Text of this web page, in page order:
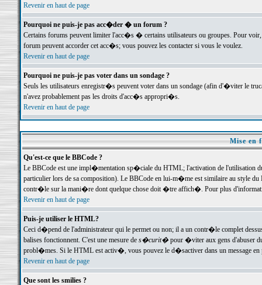
Revenir en haut de page
Pourquoi ne puis-je pas acc�der � un forum ?
Certains forums peuvent limiter l'acc�s � certains utilisateurs ou groupes. Pour
forum peuvent accorder cet acc�s; vous pouvez les contacter si vous le voulez.
Revenir en haut de page
Pourquoi ne puis-je pas voter dans un sondage ?
Seuls les utilisateurs enregistr�s peuvent voter dans un sondage (afin d'�viter le
n'avez probablement pas les droits d'acc�s appropri�s.
Revenir en haut de page
Mise en
Qu'est-ce que le BBCode ?
Le BBCode est une impl�mentation sp�ciale du HTML; l'activation de l'utilisation
particulier lors de sa composition). Le BBCode en lui-m�me est similaire au style
contr�le sur la mani�re dont quelque chose doit �tre affich�. Pour plus
Revenir en haut de page
Puis-je utiliser le HTML?
Ceci d�pend de l'administrateur qui le permet ou non; il a un contr�le complet
balises fonctionnent. C'est une mesure de s�curit�pour �viter aux gens d'abuser
probl�mes. Si le HTML est activ�, vous pouvez le d�sactiver dans un message en
Revenir en haut de page
Que sont les smilies ?